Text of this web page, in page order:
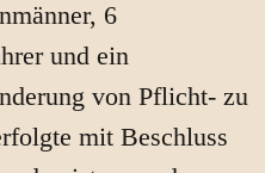
6
und ein
von Pflicht- zu
mit Beschluss